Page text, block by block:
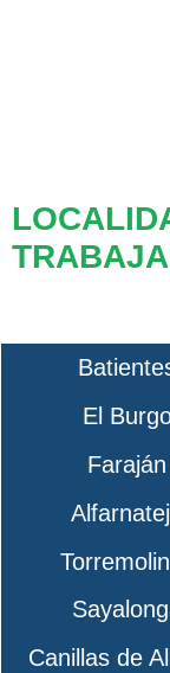
El
Faraján
Canillas de